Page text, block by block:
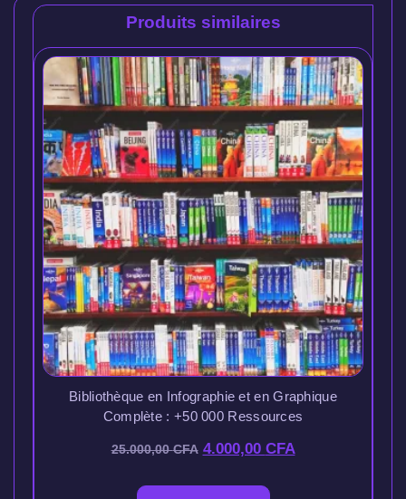
Produits similaires
Bibliothèque en Infographie et en Graphique
Complète : +50 000 Ressources
25.000,00CFA 4.000,00 CFA